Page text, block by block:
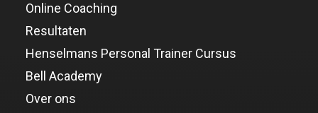
Online Coaching
Resultaten
Henselmans Personal Trainer Cursus
Bell Academy
Over ons